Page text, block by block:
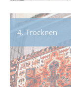
4. Trocknen